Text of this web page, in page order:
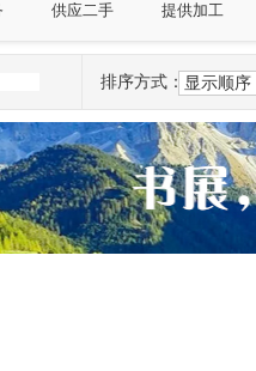
供应二手 提供加工
排序方式：显示顺序